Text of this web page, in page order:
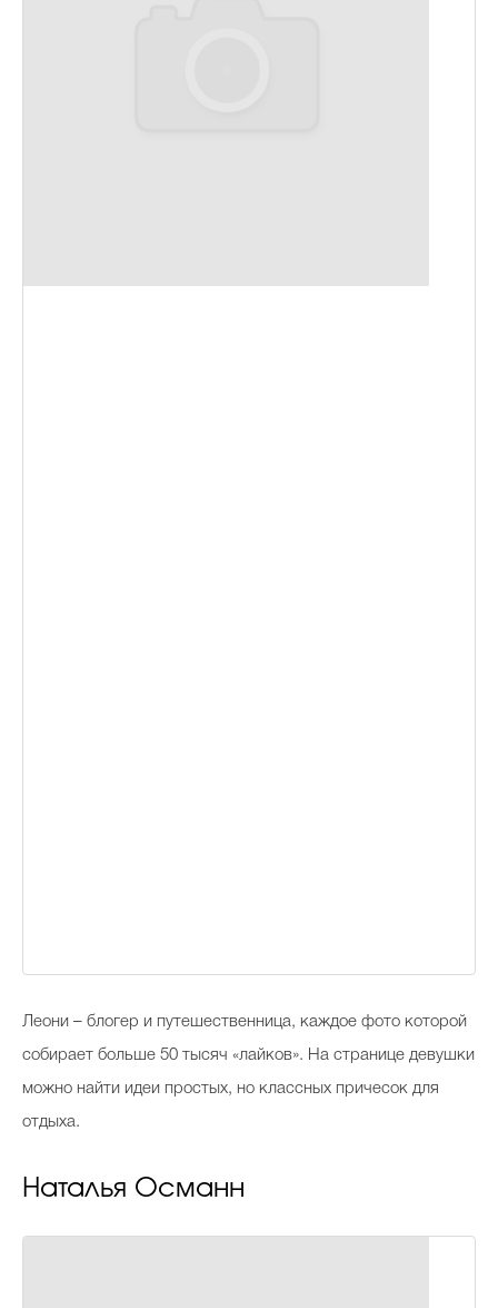
Леони – блогер и путешественница, каждое фото которой
собирает больше 50 тысяч «лайков». На странице девушки
можно найти идеи простых, но классных причесок для
отдыха.
Наталья Османн